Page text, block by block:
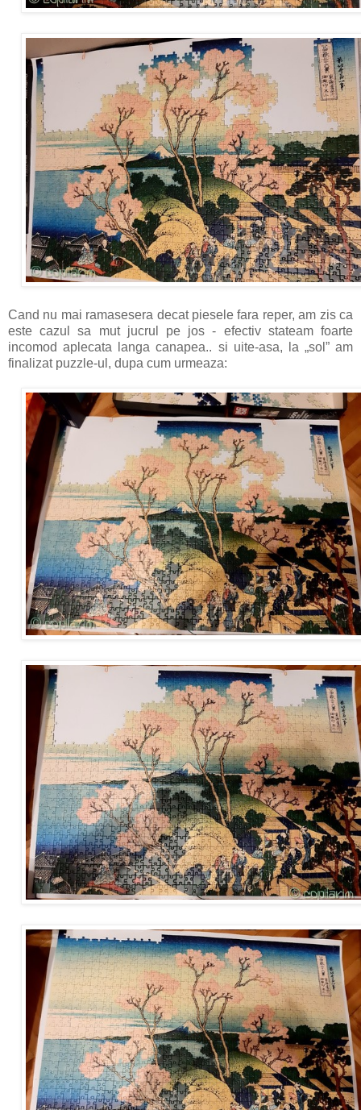
Cand nu mai ramasesera decat piesele fara reper, am zis ca
este cazul sa mut jucrul pe jos - efectiv stateam foarte
incomod aplecata langa canapea.. si uite-asa, la „sol” am
finalizat puzzle-ul, dupa cum urmeaza: